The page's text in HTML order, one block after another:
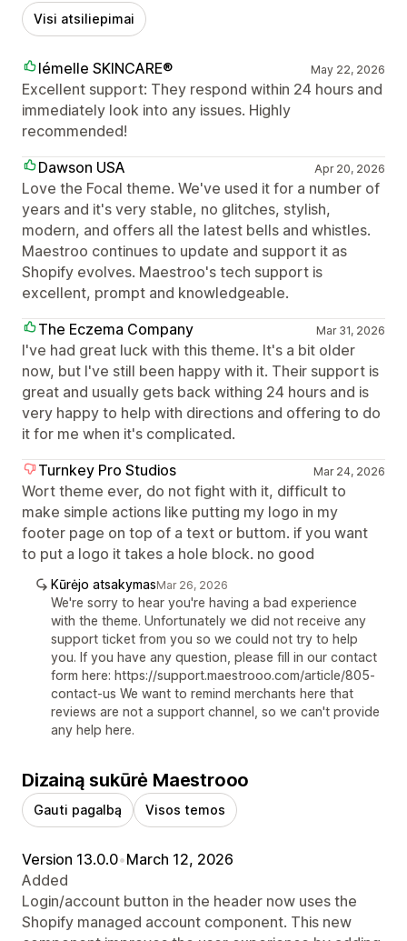
Visi atsiliepimai
lémelle SKINCARE® May 22, 2026
Excellent support: They respond within 24 hours and
immediately look into any issues. Highly
recommended!
Dawson USA
Apr 20, 2026
Love the Focal theme. We've used it for a number of
years and it's very stable, no glitches, stylish,
modern, and offers all the latest bells and whistles.
Maestroo continues to update and support it as
Shopify evolves. Maestroo's tech support is
excellent, prompt and knowledgeable.
The Eczema Company
Mar 31, 2026
I've had great luck with this theme. It's a bit older
now, but I've still been happy with it. Their support is
great and usually gets back withing 24 hours and is
very happy to help with directions and offering to do
it for me when it's complicated.
Turnkey Pro Studios
Mar 24, 2026
Wort theme ever, do not fight with it, difficult to
make simple actions like putting my logo in my
footer page on top of a text or buttom. if you want
to put a logo it takes a hole block. no good
Kūrėjo atsakymasMar 26, 2026
We're sorry to hear you're having a bad experience
with the theme. Unfortunately we did not receive any
support ticket from you so we could not try to help
you. If you have any question, please fill in our contact
form here: https://support.maestrooo.com/article/805-
contact-us We want to remind merchants here that
reviews are not a support channel, so we can't provide
any help here.
Dizainą sukūrė Maestrooo
Gauti pagalbą Visos temos
Version 13.0.0•March 12, 2026
Added
Login/account button in the header now uses the
Shopify managed account component. This new